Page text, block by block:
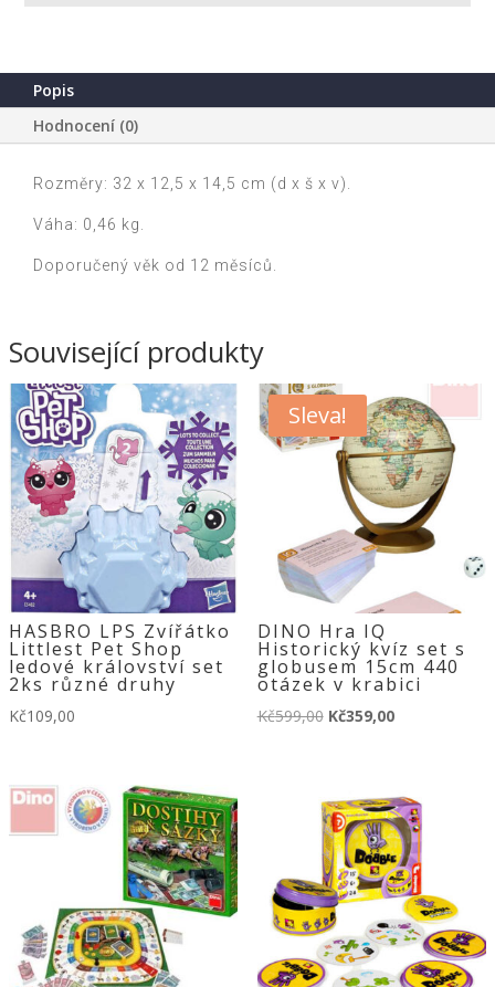
Popis
Hodnocení (0)
Rozměry: 32 x 12,5 x 14,5 cm (d x š x v).
Váha: 0,46 kg.
Doporučený věk od 12 měsíců.
Související produkty
HASBRO LPS Zvířátko
Littlest Pet Shop
ledové království set
2ks různé druhy
Kč109,00
Sleva!
DINO Hra IQ
Historický kvíz set s
globusem 15cm 440
otázek v krabici
Kč599,00 Původní
Kč599,00.
Kč359,00Aktuální
Kč359,00.